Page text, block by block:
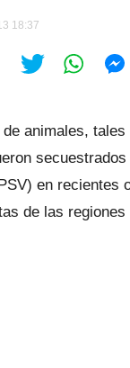
18:37
animales, tales
en recientes
de las